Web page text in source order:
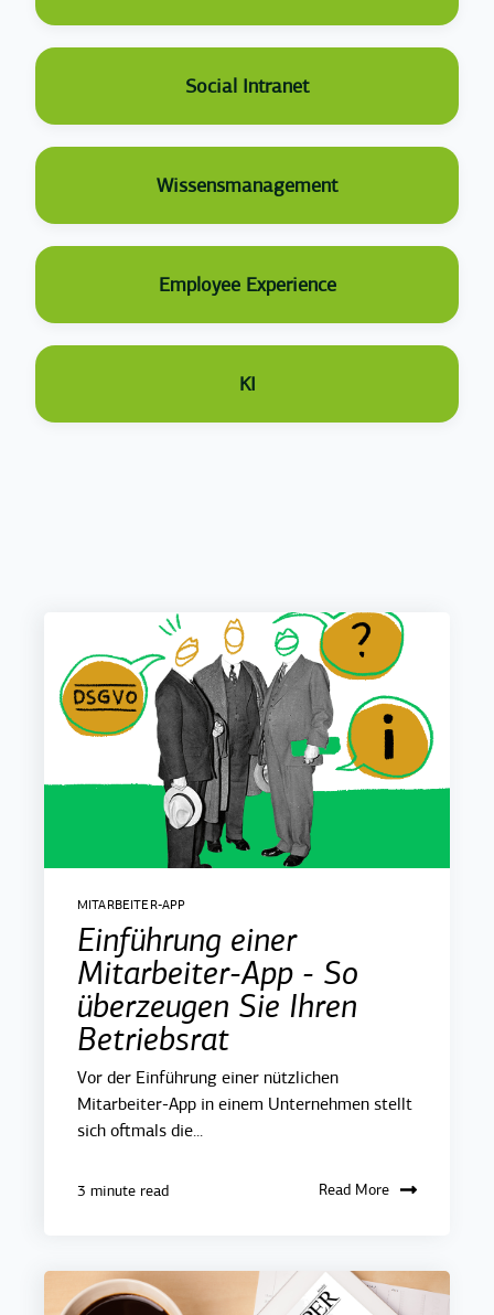
Social Intranet
Wissensmanagement
Employee Experience
KI
MITARBEITER-APP
Einführung einer
Mitarbeiter-App - So
überzeugen Sie Ihren
Betriebsrat
Vor der Einführung einer nützlichen
Mitarbeiter-App in einem Unternehmen stellt
sich oftmals die...
3 minute read Read More